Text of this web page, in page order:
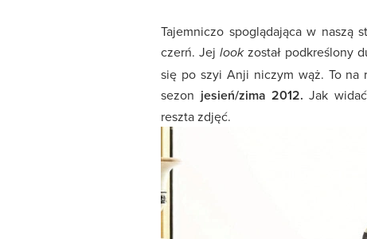
Tajemniczo spoglądająca w
czerń. Jejlookzostał podkreślony
się po szyi Anji niczym wąż. To na
sezon jesień/zima 2012. Jak
reszta zdjęć.